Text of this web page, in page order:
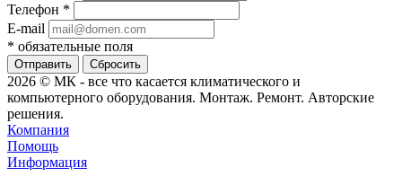
Телефон *
E-mail
* обязательные поля
Сбросить
2026 © МК - все что касается климатического и
компьютерного оборудования. Монтаж. Ремонт. Авторские
решения.
Компания
Помощь
Информация